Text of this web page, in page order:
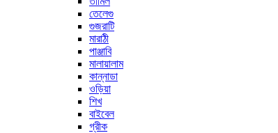
তেলেগু
গুজরাটি
মারাঠী
পাঞ্জাবি
মালায়ালাম
কান্নাডা
ওড়িয়া
শিখ
বাইবেল
গ্রীক